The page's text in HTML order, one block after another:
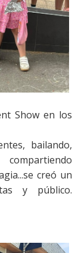
Show en los
bailando,
creó un
y público.